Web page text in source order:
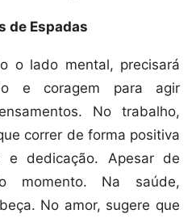
de Espadas
o lado mental, precisará
e coragem para agir
No trabalho,
correr de forma positiva
dedicação. Apesar de
momento. Na saúde,
No amor, sugere que